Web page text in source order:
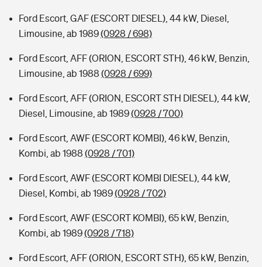
Ford Escort, GAF (ESCORT DIESEL), 44 kW, Diesel,
Limousine, ab 1989(0928 / 698)
Ford Escort, AFF (ORION, ESCORT STH), 46 kW, Benzin,
Limousine, ab 1988 (0928 / 699)
Ford Escort, AFF (ORION, ESCORT STH DIESEL), 44 kW,
Diesel, Limousine, ab 1989(0928 / 700)
Ford Escort, AWF (ESCORT KOMBI), 46 kW, Benzin,
Kombi, ab 1988 (0928 / 701)
Ford Escort, AWF (ESCORT KOMBI DIESEL), 44 kW,
Diesel, Kombi, ab 1989(0928 / 702)
Ford Escort, AWF (ESCORT KOMBI), 65 kW, Benzin,
Kombi, ab 1989(0928 / 718)
Ford Escort, AFF (ORION, ESCORT STH), 65 kW, Benzin,